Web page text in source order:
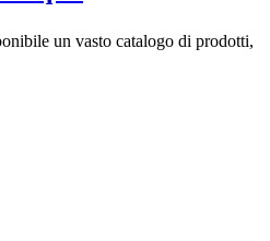
un vasto catalogo di prodotti,